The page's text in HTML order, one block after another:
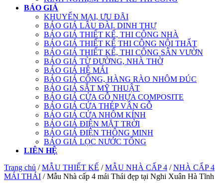
BÁO GIÁ
KHUYẾN MẠI, ƯU ĐÃI
BÁO GIÁ LÂU ĐÀI, DINH THỰ
BÁO GIÁ THIẾT KẾ, THI CÔNG NHÀ
BÁO GIÁ THIẾT KẾ THI CÔNG NỘI THẤT
BÁO GIÁ THIẾT KẾ, THI CÔNG SÂN VƯỜN
BÁO GIÁ TỪ ĐƯỜNG, NHÀ THỜ
BÁO GIÁ HỆ MÁI
BÁO GIÁ CỔNG, HÀNG RÀO NHÔM ĐÚC
BÁO GIÁ SẮT MỸ THUẬT
BÁO GIÁ CỬA GỖ NHỰA COMPOSITE
BÁO GIÁ CỬA THÉP VÂN GỖ
BÁO GIÁ CỬA NHÔM KÍNH
BÁO GIÁ ĐIỆN MẶT TRỜI
BÁO GIÁ ĐIỆN THÔNG MINH
BÁO GIÁ LỌC NƯỚC TỔNG
LIÊN HỆ
Trang chủ /MẪU THIẾT KẾ /MẪU NHÀ CẤP 4 /NHÀ CẤP 4
MÁI THÁI / Mẫu Nhà cấp 4 mái Thái đẹp tại Nghi Xuân Hà Tĩnh